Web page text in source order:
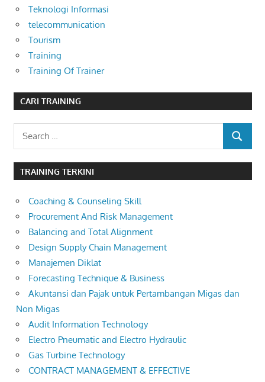
Teknologi Informasi
telecommunication
Tourism
Training
Training Of Trainer
CARI TRAINING
Search
SEARCH
TRAINING TERKINI
Coaching & Counseling Skill
Procurement And Risk Management
Balancing and Total Alignment
Design Supply Chain Management
Manajemen Diklat
Forecasting Technique & Business
Akuntansi dan Pajak untuk Pertambangan Migas dan
Non Migas
Audit Information Technology
Electro Pneumatic and Electro Hydraulic
Gas Turbine Technology
CONTRACT MANAGEMENT & EFFECTIVE